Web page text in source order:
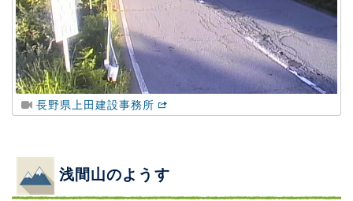
長野県上田建設事務所
浅間山のようす